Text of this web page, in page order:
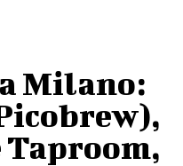
Milano:
Taproom,